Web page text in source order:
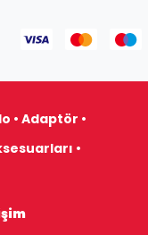
• Adaptör •
•